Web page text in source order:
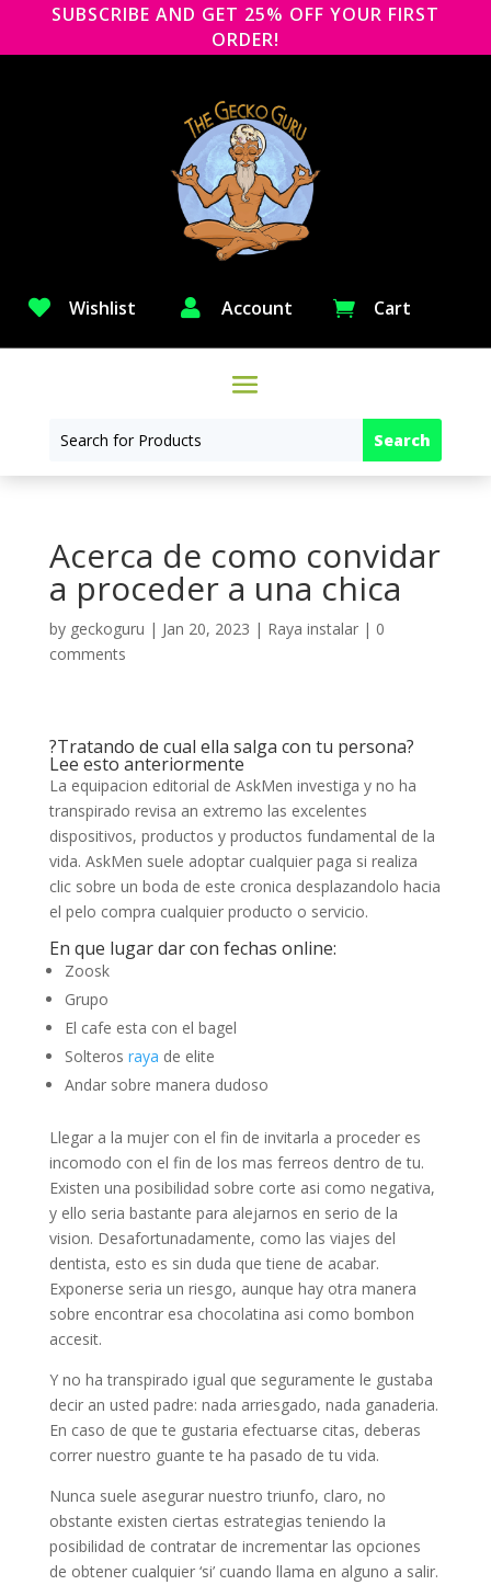
SUBSCRIBE AND GET 25% OFF YOUR FIRST
ORDER!
 Wishlist  Account  Cart
Acerca de como convidar
a proceder a una chica
by geckoguru | Jan 20, 2023 | Raya instalar| 0
comments
?Tratando de cual ella salga con tu persona?
Lee esto anteriormente
La equipacion editorial de AskMen investiga y no ha
transpirado revisa an extremo las excelentes
dispositivos, productos y productos fundamental de la
vida. AskMen suele adoptar cualquier paga si realiza
clic sobre un boda de este cronica desplazandolo hacia
el pelo compra cualquier producto o servicio.
En que lugar dar con fechas online:
Zoosk
Grupo
El cafe esta con el bagel
Solteros raya de elite
Andar sobre manera dudoso
Llegar a la mujer con el fin de invitarla a proceder es
incomodo con el fin de los mas ferreos dentro de tu.
Existen una posibilidad sobre corte asi­ como negativa,
y ello seri­a bastante para alejarnos en serio de la
vision. Desafortunadamente, como las viajes del
dentista, esto es sin duda que tiene de acabar.
Exponerse seri­a un riesgo, aunque hay otra manera
sobre encontrar esa chocolatina asi­ como bombon
accesit.
Y no ha transpirado igual que seguramente le gustaba
decir an usted padre: nada arriesgado, nada ganaderia.
En caso de que te gustaria efectuarse citas, deberas
correr nuestro guante te ha pasado de tu vida.
Nunca suele asegurar nuestro triunfo, claro, no
obstante existen ciertas estrategias teniendo la
posibilidad de contratar de incrementar las opciones
de obtener cualquier ‘si’ cuando llama en alguno a salir.